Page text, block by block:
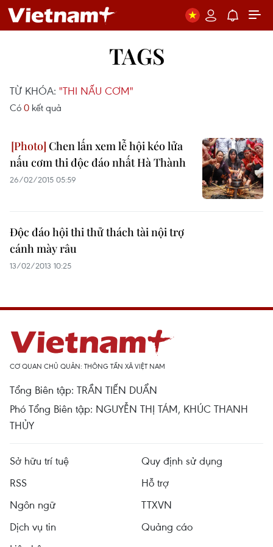
TAGS
TỪ KHÓA: "THI NẤU CƠM"
Có 0 kết quả
Chen lấn xem lễ hội kéo lửa
nấu cơm thi độc đáo nhất Hà Thành
26/02/2015 05:59
Độc đáo hội thi thử thách tài nội trợ
cánh mày râu
13/02/2013 10:25
CƠ QUAN CHỦ QUẢN: THÔNG TẤN XÃ VIỆT NAM
Tổng Biên tập: TRẦN TIẾN DUẨN
Phó Tổng Biên tập: NGUYỄN THỊ TÁM, KHÚC THANH
THỦY
Sở hữu trí tuệ
Quy định sử dụng
RSS
Hỗ trợ
Ngôn ngữ
TTXVN
Dịch vụ tin
Quảng cáo